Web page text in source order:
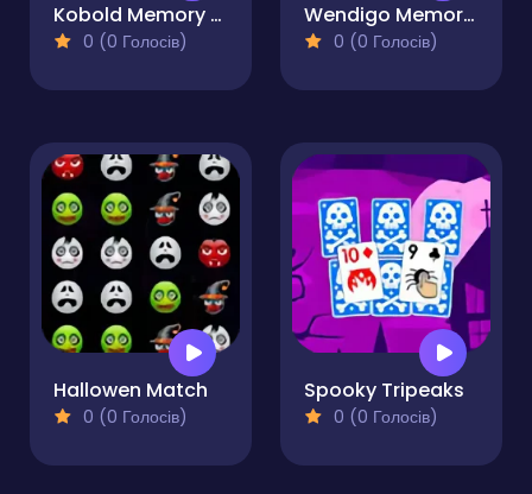
Kobold Memory Collector for Kids
0 (0 Голосів)
Wendigo Memory Card & Matching Game
0 (0 Голосів)
Hallowen Match
0 (0 Голосів)
Spooky Tripeaks
0 (0 Голосів)